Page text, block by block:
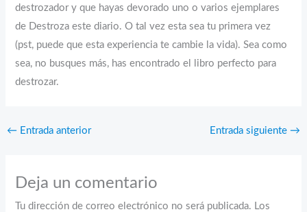
destrozador y que hayas devorado uno o varios ejemplares
de Destroza este diario. O tal vez esta sea tu primera vez
(pst, puede que esta experiencia te cambie la vida). Sea como
sea, no busques más, has encontrado el libro perfecto para
destrozar.
← Entrada anterior Entrada siguiente →
Deja un comentario
Tu dirección de correo electrónico no será publicada. Los